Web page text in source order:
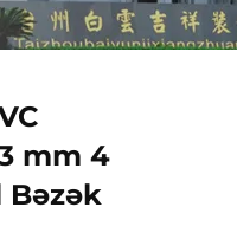
mm 4
Bəzək